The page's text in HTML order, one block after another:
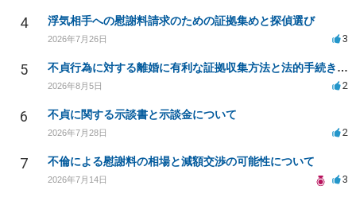
4 浮気相手への慰謝料請求のための証拠集めと探偵選び
2026年7月26日 3
5 不貞行為に対する離婚に有利な証拠収集方法と法的手続きについて
2026年8月5日 2
6 不貞に関する示談書と示談金について
2026年7月28日 2
7 不倫による慰謝料の相場と減額交渉の可能性について
2026年7月14日 3